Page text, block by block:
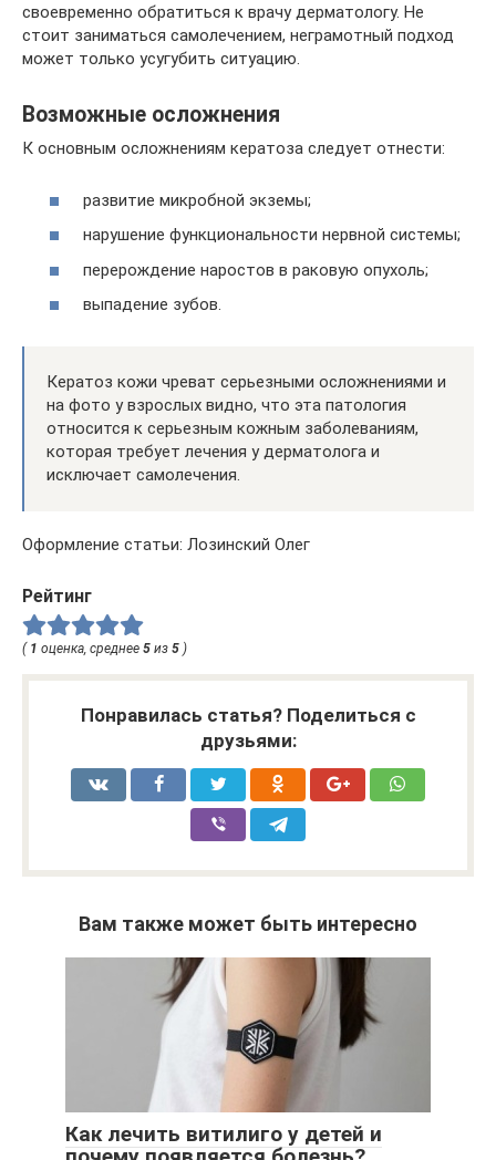
своевременно обратиться к врачу дерматологу. Не
стоит заниматься самолечением, неграмотный подход
может только усугубить ситуацию.
Возможные осложнения
К основным осложнениям кератоза следует отнести:
развитие микробной экземы;
нарушение функциональности нервной системы;
перерождение наростов в раковую опухоль;
выпадение зубов.
Кератоз кожи чреват серьезными осложнениями и
на фото у взрослых видно, что эта патология
относится к серьезным кожным заболеваниям,
которая требует лечения у дерматолога и
исключает самолечения.
Оформление статьи: Лозинский Олег
Рейтинг
( 1 оценка, среднее 5 из 5 )
Понравилась статья? Поделиться с
друзьями:
Вам также может быть интересно
Как лечить витилиго у детей и